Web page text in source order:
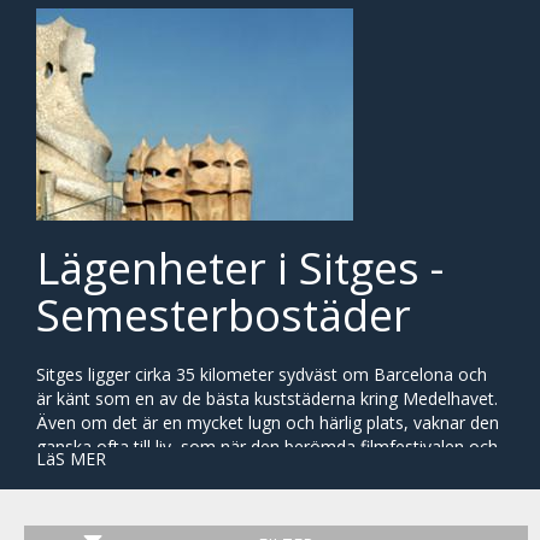
Lägenheter i Sitges -
Semesterbostäder
Sitges ligger cirka 35 kilometer sydväst om Barcelona och
är känt som en av de bästa kuststäderna kring Medelhavet.
Även om det är en mycket lugn och härlig plats, vaknar den
ganska ofta till liv, som när den berömda filmfestivalen och
den stora karnevalen kommer till byn. Numera är det också
ett populärt resmål för gay-publiken, det talas om att det är
LäS MER